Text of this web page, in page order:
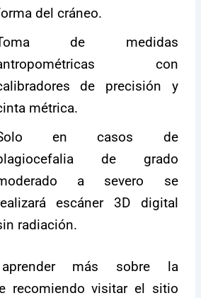
del cráneo.
de medidas
con
de precisión y
métrica.
en casos de
de grado
a severo se
escáner 3D digital
radiación.
más sobre la
recomiendo visitar el sitio